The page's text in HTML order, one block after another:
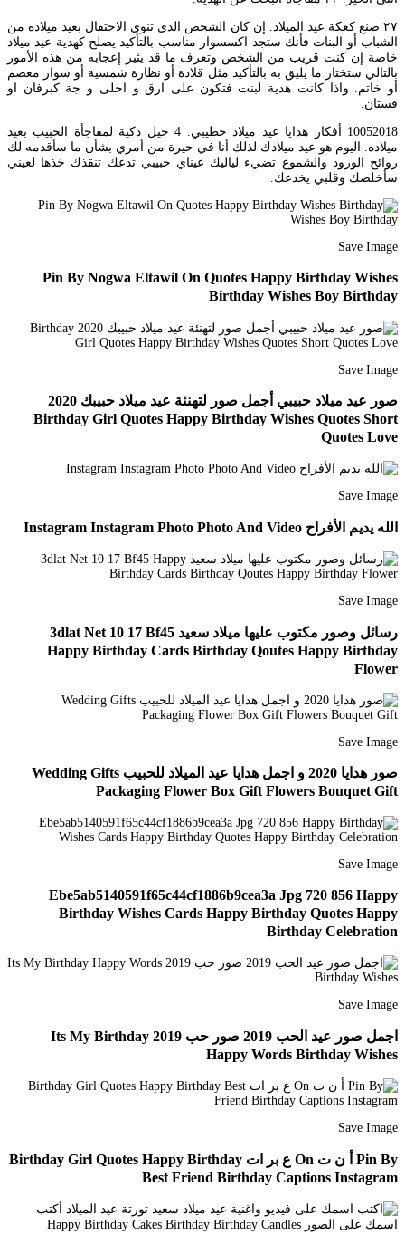
٢٧ صنع كعكة عيد الميلاد. إن كان الشخص الذي تنوي الاحتفال بعيد ميلاده من
الشباب أو البنات فأنك ستجد اكسسوار مناسب بالتأكيد يصلح كهدية عيد ميلاد
خاصة إن كنت قريب من الشخص وتعرف ما قد يثير إعجابه من هذه الأمور
بالتالي ستختار ما يليق به بالتأكيد مثل قلادة أو نظارة شمسية أو سوار معصم
أو خاتم. واذا كانت هدية لبنت فتكون على ارق و احلى و جة كبرفان او
فستان.
10052018 أفكار هدايا عيد ميلاد خطيبي. 4 حيل ذكية لمفاجأة الحبيب بعيد
ميلاده. اليوم هو عيد ميلادك لذلك أنا في حيرة من أمري بشأن ما سأقدمه لك
روائح الورود والشموع تضيء لياليك عيناي حبيبي تدعك تنقذك خذها لعيني
سأخلصك وقلبي يخدعك.
Save Image
Pin By Nogwa Eltawil On Quotes Happy Birthday Wishes
Birthday Wishes Boy Birthday
Save Image
صور عيد ميلاد حبيبي أجمل صور لتهنئة عيد ميلاد حبيبك 2020
Birthday Girl Quotes Happy Birthday Wishes Quotes Short
Quotes Love
Save Image
الله يديم الأفراح Instagram Instagram Photo Photo And Video
Save Image
رسائل وصور مكتوب عليها ميلاد سعيد 3dlat Net 10 17 Bf45
Happy Birthday Cards Birthday Qoutes Happy Birthday
Flower
Save Image
صور هدايا 2020 و اجمل هدايا عيد الميلاد للحبيب Wedding Gifts
Packaging Flower Box Gift Flowers Bouquet Gift
Save Image
Ebe5ab5140591f65c44cf1886b9cea3a Jpg 720 856 Happy
Birthday Wishes Cards Happy Birthday Quotes Happy
Birthday Celebration
Save Image
اجمل صور عيد الحب 2019 صور حب 2019 Its My Birthday
Happy Words Birthday Wishes
Save Image
Pin By أ ن ت On ع بر ات Birthday Girl Quotes Happy Birthday
Best Friend Birthday Captions Instagram